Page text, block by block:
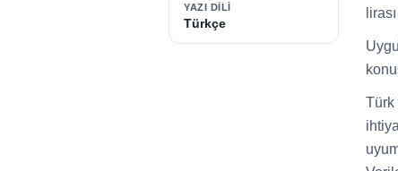
YAZI DILI
Türkçe
Türk